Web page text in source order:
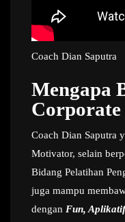
Coach Dian Saputra
Mengapa
Coach Dian Saputra
Motivator, selain
Bidang Pelatihan
juga mampu
dengan Fun,